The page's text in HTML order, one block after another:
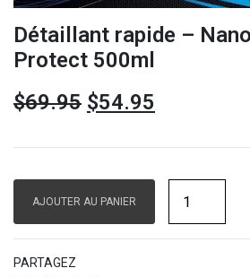
Détaillant rapide –
Protect 500ml
$69.95 $54.95
AJOUTER AU PANIER
PARTAGEZ